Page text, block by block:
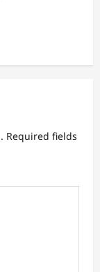
Required fields